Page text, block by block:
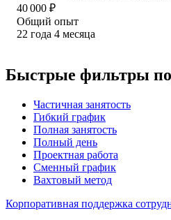
40 000 ₽
Общий опыт
22 года 4 месяца
Быстрые фильтры
Частичная занятость
Гибкий график
Полная занятость
Полный день
Проектная работа
Сменный график
Вахтовый метод
Корпоративная поддержка